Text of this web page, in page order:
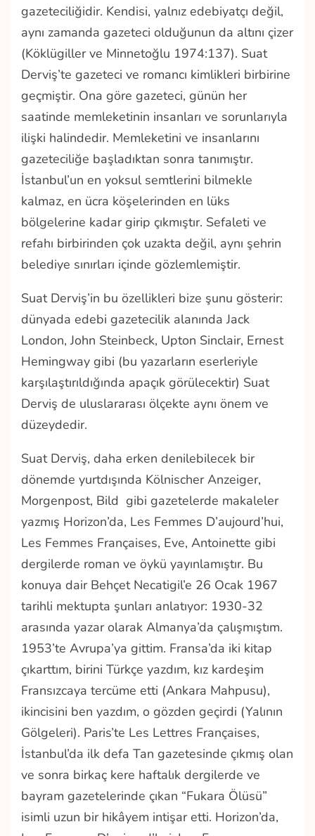
gazeteciliğidir. Kendisi, yalnız edebiyatçı değil,
aynı zamanda gazeteci olduğunun da altını çizer
(Köklügiller ve Minnetoğlu 1974:137). Suat
Derviş’te gazeteci ve romancı kimlikleri birbirine
geçmiştir. Ona göre gazeteci, günün her
saatinde memleketinin insanları ve sorunlarıyla
ilişki halindedir. Memleketini ve insanlarını
gazeteciliğe başladıktan sonra tanımıştır.
İstanbul’un en yoksul semtlerini bilmekle
kalmaz, en ücra köşelerinden en lüks
bölgelerine kadar girip çıkmıştır. Sefaleti ve
refahı birbirinden çok uzakta değil, aynı şehrin
belediye sınırları içinde gözlemlemiştir.
Suat Derviş’in bu özellikleri bize şunu gösterir:
dünyada edebi gazetecilik alanında Jack
London, John Steinbeck, Upton Sinclair, Ernest
Hemingway gibi (bu yazarların eserleriyle
karşılaştırıldığında apaçık görülecektir) Suat
Derviş de uluslararası ölçekte aynı önem ve
düzeydedir.
Suat Derviş, daha erken denilebilecek bir
dönemde yurtdışında Kölnischer Anzeiger,
Morgenpost, Bild gibi gazetelerde makaleler
yazmış Horizon’da, Les Femmes D’aujourd’hui,
Les Femmes Françaises, Eve, Antoinette gibi
dergilerde roman ve öykü yayınlamıştır. Bu
konuya dair Behçet Necatigil’e 26 Ocak 1967
tarihli mektupta şunları anlatıyor: 1930-32
arasında yazar olarak Almanya’da çalışmıştım.
1953’te Avrupa’ya gittim. Fransa’da iki kitap
çıkarttım, birini Türkçe yazdım, kız kardeşim
Fransızcaya tercüme etti (Ankara Mahpusu),
ikincisini ben yazdım, o gözden geçirdi (Yalının
Gölgeleri). Paris’te Les Lettres Françaises,
İstanbul’da ilk defa Tan gazetesinde çıkmış olan
ve sonra birkaç kere haftalık dergilerde ve
bayram gazetelerinde çıkan “Fukara Ölüsü”
isimli uzun bir hikâyem intişar etti. Horizon’da,